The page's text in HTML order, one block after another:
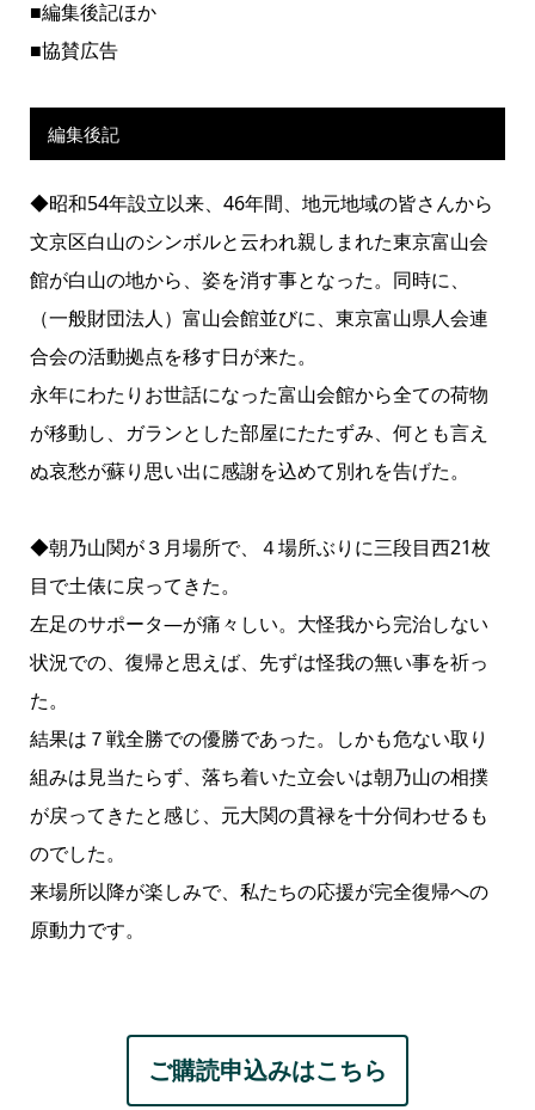
■編集後記ほか
■協賛広告
編集後記
◆昭和54年設立以来、46年間、地元地域の皆さんから
文京区白山のシンボルと云われ親しまれた東京富山会
館が白山の地から、姿を消す事となった。同時に、
（一般財団法人）富山会館並びに、東京富山県人会連
合会の活動拠点を移す日が来た。
永年にわたりお世話になった富山会館から全ての荷物
が移動し、ガランとした部屋にたたずみ、何とも言え
ぬ哀愁が蘇り思い出に感謝を込めて別れを告げた。
◆朝乃山関が３月場所で、４場所ぶりに三段目西21枚
目で土俵に戻ってきた。
左足のサポータ―が痛々しい。大怪我から完治しない
状況での、復帰と思えば、先ずは怪我の無い事を祈っ
た。
結果は７戦全勝での優勝であった。しかも危ない取り
組みは見当たらず、落ち着いた立会いは朝乃山の相撲
が戻ってきたと感じ、元大関の貫禄を十分伺わせるも
のでした。
来場所以降が楽しみで、私たちの応援が完全復帰への
原動力です。
ご購読申込みはこちら